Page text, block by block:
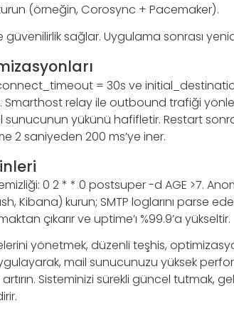
(örneğin, Corosync + Pacemaker).
güvenilirlik sağlar. Uygulama sonrası
= 30s ve
Smarthost relay ile outbound trafiği
sunucunun yükünü hafifletir. Restart
2 saniyeden 200 ms’ye iner.
0 2 * * 0 postsuper -d AGE >7.
Kibana) kurun; SMTP loglarını parse
çıkarır ve uptime’ı %99.9’a yükseltir.
yönetmek, düzenli teşhis,
mail sunucunuzu yüksek
Sisteminizi sürekli güncel tutmak,